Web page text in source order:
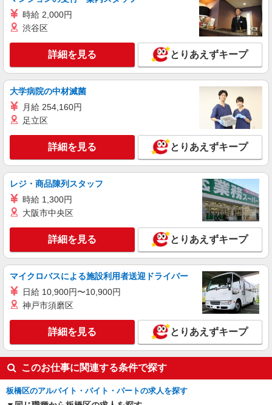
キープ 詳細を見る
正社員
ソフトバンク板橋店
ソフトバンクショップの携帯販売スタッフ
月給 237,478円 〜 302,366円 固定残業代:
30,651円 〜 39,026円（20時間相当） ＊時間外手
当は時間外労働の有無にかかわらず、固定残業代
として支給し、相当時間を超える時間外労働分は
法定どおり追加で支給します。 試用期間あり 3ヶ
月 ※経験・能力による 【試用期間】月給 237478
円 〜 302366 円
■ソフトバンク板橋店 東京都 板橋区 板橋1丁
目 49‐3 ライオンズマンション板橋1F
キープ 詳細を見る
ソフトバンク蓮根店
ソフトバンクショップの携帯販売スタッフ
月給 233,500円 〜 260,200円 固定残業代:
23,500円 〜 26,200円（15時間相当） ＊＿ 試用期
間あり 6ヶ月 月給25万円以上 ※経験・能力による
【試用期間】月給 233500 円 〜 260200 円
■ソフトバンク蓮根店 東京都 板橋区 蓮根3丁
目 1‐1 羽深ビル1F
詳細を見る
正社員
【店長職】ソフトバンクショップの携帯販売ス
タッフ
月給 300,000円 〜 400,000円 試用期間あり 3
ヶ月 月給25万円以上 ※経験・能力による 【試用
期間】月給 300000 円 〜 400000 円
■ソフトバンク志村坂上店 東京都 板橋区 小豆
沢2丁目 17‐7キャッスルマンション志村坂上 1階
時給 2,000円
渋谷区
詳細を見る とりあえずキープ
大学病院の中材滅菌
月給 254,160円
足立区
詳細を見る とりあえずキープ
レジ・商品陳列スタッフ
時給 1,300円
大阪市中央区
詳細を見る とりあえずキープ
マイクロバスによる施設利用者送迎ドライバー
日給 10,900円〜10,900円
神戸市須磨区
詳細を見る とりあえずキープ
このお仕事に関連する条件で探す
板橋区のアルバイト・バイト・パートの求人を探す